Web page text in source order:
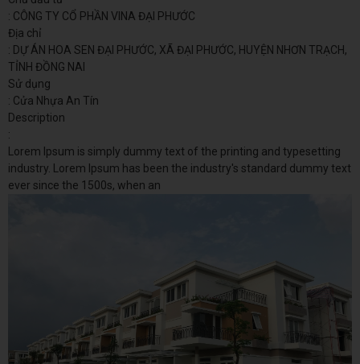
: CÔNG TY CỔ PHẦN VINA ĐẠI PHƯỚC
Địa chỉ
: DỰ ÁN HOA SEN ĐẠI PHƯỚC, XÃ ĐẠI PHƯỚC, HUYỆN NHƠN TRẠCH,
TỈNH ĐỒNG NAI
Sử dụng
: Cửa Nhựa An Tín
Description
:
Lorem Ipsum is simply dummy text of the printing and typesetting
industry. Lorem Ipsum has been the industry's standard dummy text
ever since the 1500s, when an